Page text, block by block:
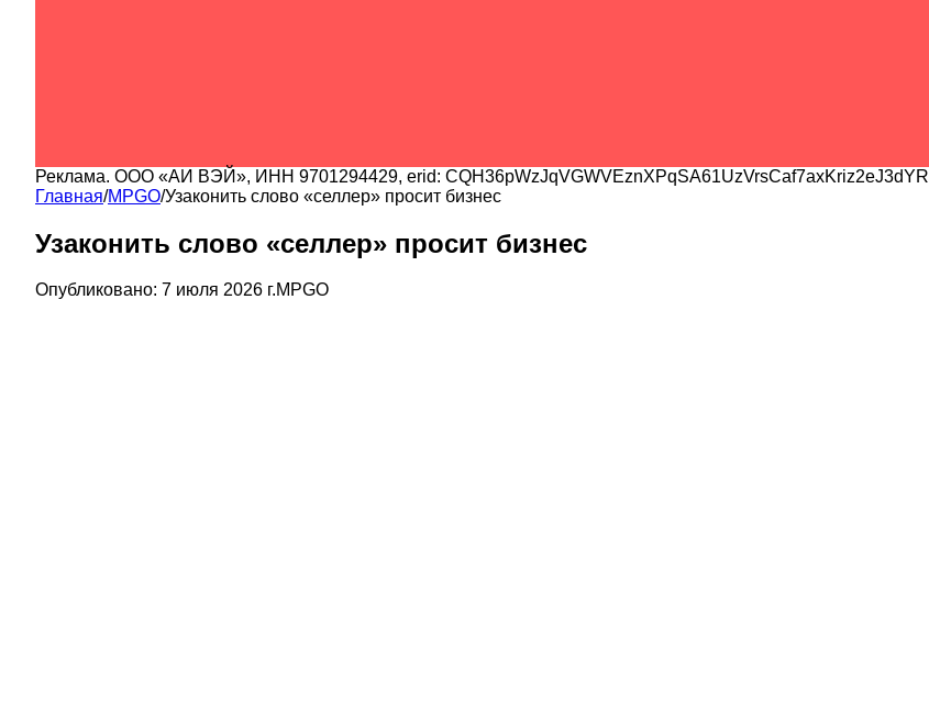
Реклама. ООО «АИ ВЭЙ», ИНН 9701294429, erid: CQH36pWzJqVGWVEznXPqSA61UzVrsCaf7axKriz2eJ3dYR
Главная/MPGO/Узаконить слово «селлер» просит бизнес
Узаконить слово «селлер» просит бизнес
Опубликовано: 7 июля 2026 г.MPGO